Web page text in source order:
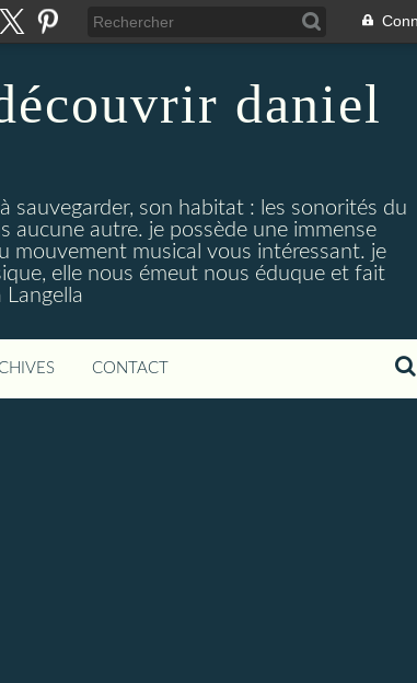
daniel
sauvegarder, son habitat : les sonorités du
aucune autre. je possède une immense
mouvement musical vous intéressant. je
elle nous émeut nous éduque et fait
Langella
CONTACT